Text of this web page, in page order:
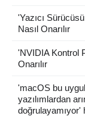
'Yazıcı
Nasıl Onarılır
'NVIDIA Kontrol
Onarılır
'macOS bu
yazılımlardan
doğrulayamıyor'